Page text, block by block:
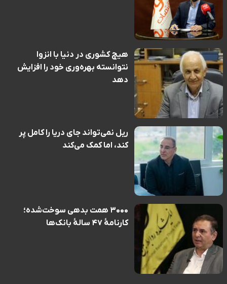
هیچ کشوری در دنیا با انزوا
نتوانسته بهره‌وری خود را افزایش
دهد
ریل نمی‌تواند جای دریا را کامل پر
کند، اما کمک می‌کند
۳۰۰۰ همت بدهی سوخت‌شده؛
کارنامهٔ ۴۷ سالهٔ بانک‌ها